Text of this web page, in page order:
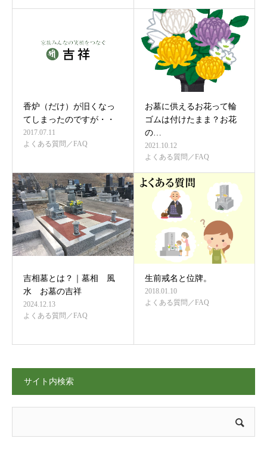
香炉（だけ）が旧くなっ
てしまったのですが・・
2017.07.11
よくある質問／FAQ
お墓に供えるお花って輪
ゴムは付けたまま？お花
の…
2021.10.12
よくある質問／FAQ
吉相墓とは？｜墓相 風
水 お墓の吉祥
2024.12.13
よくある質問／FAQ
生前戒名と位牌。
2018.01.10
よくある質問／FAQ
サイト内検索